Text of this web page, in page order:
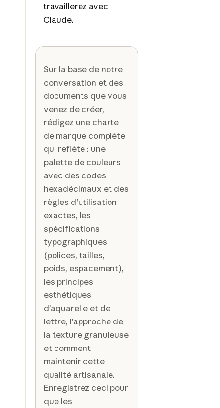
travaillerez avec
Claude.
Sur la base de notre
conversation et des
documents que vous
venez de créer,
rédigez une charte
de marque complète
qui reflète : une
palette de couleurs
avec des codes
hexadécimaux et des
règles d'utilisation
exactes, les
spécifications
typographiques
(polices, tailles,
poids, espacement),
les principes
esthétiques
d’aquarelle et de
lettre, l’approche de
la texture granuleuse
et comment
maintenir cette
qualité artisanale.
Enregistrez ceci pour
que les